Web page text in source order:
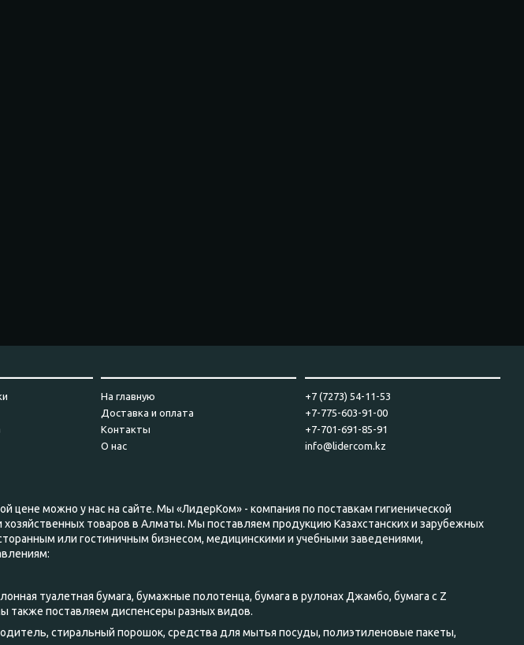
На главную
Доставка и оплата
Контакты
О нас
+7 (7273) 54-11-53
+7-775-603-91-00
+7-701-691-85-91
info@lidercom.kz
можно у нас на сайте. Мы «ЛидерКом» - компания по поставкам гигиенической
товаров в Алматы. Мы поставляем продукцию Казахстанских и зарубежных
или гостиничным бизнесом, медицинскими и учебными заведениями,
туалетная бумага, бумажные полотенца, бумага в рулонах Джамбо, бумага с Z
также поставляем диспенсеры разных видов.
стиральный порошок, средства для мытья посуды, полиэтиленовые пакеты,